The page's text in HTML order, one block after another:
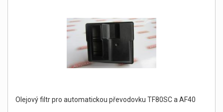
Olejový filtr pro automatickou převodovku TF80SC a AF40